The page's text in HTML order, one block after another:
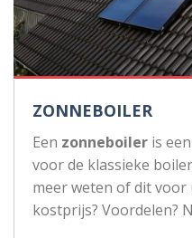
ZONNEBOILER
Een zonneboiler is
voor de klassieke
meer weten of dit voor
kostprijs? Voordelen?